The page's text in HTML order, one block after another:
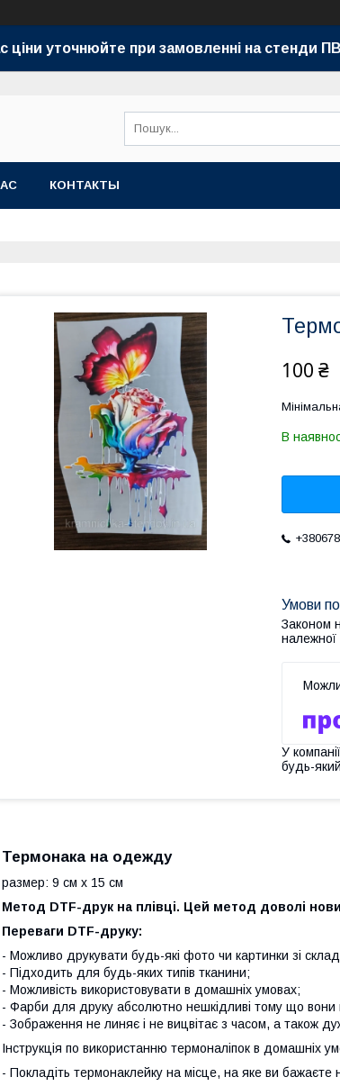
ціни уточнюйте при замовленні на стенди
КОНТАКТЫ
100 ₴
В
Законом
належної
У
будь-
Термонака на одежду
размер: 9 см х 15 см
Метод DTF-друк на плівці. Цей метод доволі
Переваги DTF-друку:
- Можливо друкувати будь-які фото чи картинки зі
- Підходить для будь-яких типів тканини;
- Можливість використовувати в домашніх умовах;
- Фарби для друку абсолютно нешкідливі тому що вони
- Зображення не линяє і не вицвітає з часом, а також
Інструкція по використанню термоналіпок в домашніх
- Покладіть термонаклейку на місце, на яке ви бажаєте